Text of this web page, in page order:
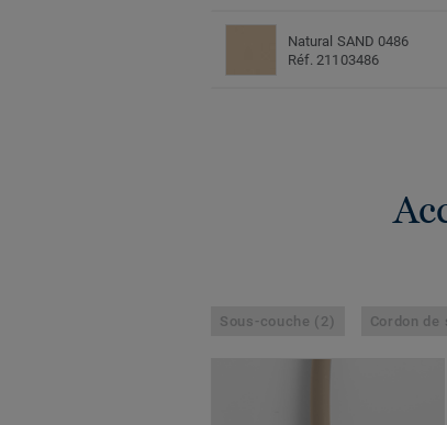
Natural SAND 0486
Réf. 21103486
Sous-couche (2) Cordon de